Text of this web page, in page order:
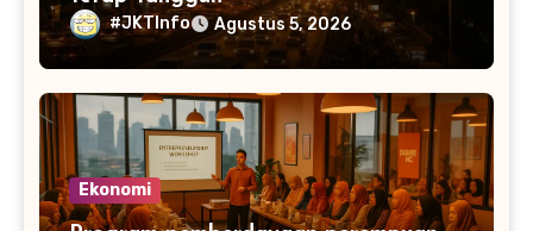
#JKTInfo Agustus 5, 2026
Ekonomi